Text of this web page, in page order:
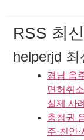
RSS 최
helperjd 최
경남 음
면허취
실제 사
충청권
주·천안